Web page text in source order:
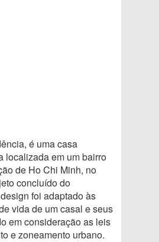
é uma casa
localizada em um bairro
de Ho Chi Minh, no
concluído do
foi adaptado às
vida de um casal e seus
em consideração as leis
e zoneamento urbano.